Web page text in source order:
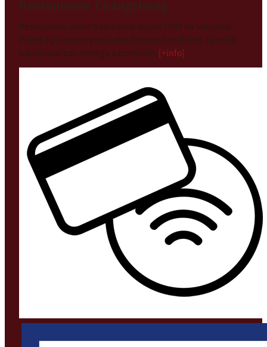
Restaurante chino tradicional desde 1993 en Sabadell.
Platos típicos con productos frescos de calidad. Servicio
tradicional con entrega a domicilio. [+info]